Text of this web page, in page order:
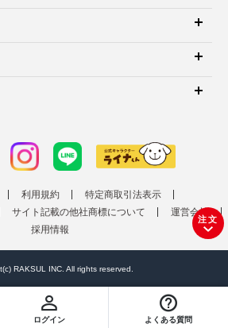
ログイン よくある質問
注文
利用規約
特定商取引法表示
サイト記載の他社商標について
運営会社
採用情報
RAKSUL INC. All rights reserved.